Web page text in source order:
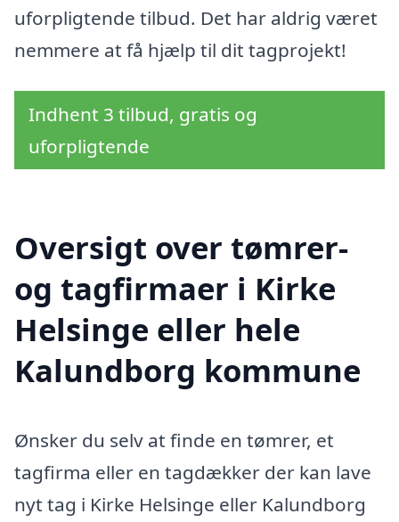
uforpligtende tilbud. Det har aldrig været
nemmere at få hjælp til dit tagprojekt!
Indhent 3 tilbud, gratis og
uforpligtende
Oversigt over tømrer-
og tagfirmaer i Kirke
Helsinge eller hele
Kalundborg kommune
Ønsker du selv at finde en tømrer, et
tagfirma eller en tagdækker der kan lave
nyt tag i Kirke Helsinge eller Kalundborg